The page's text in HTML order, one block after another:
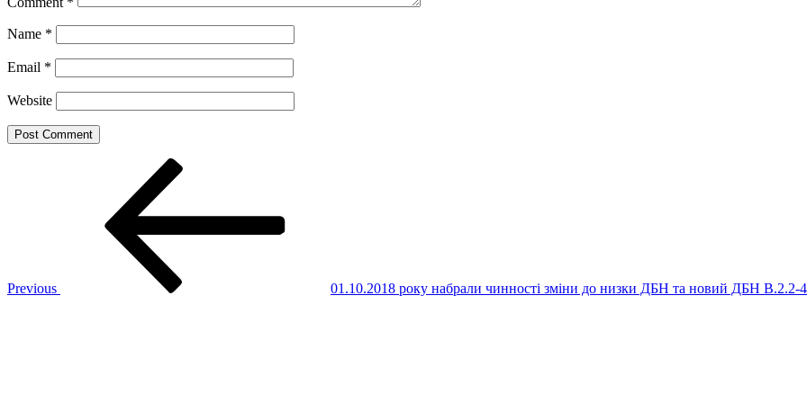
Name *
Email *
Website
Previous
01.10.2018 року набрали чинності зміни до низки ДБН та новий ДБН В.2.2-